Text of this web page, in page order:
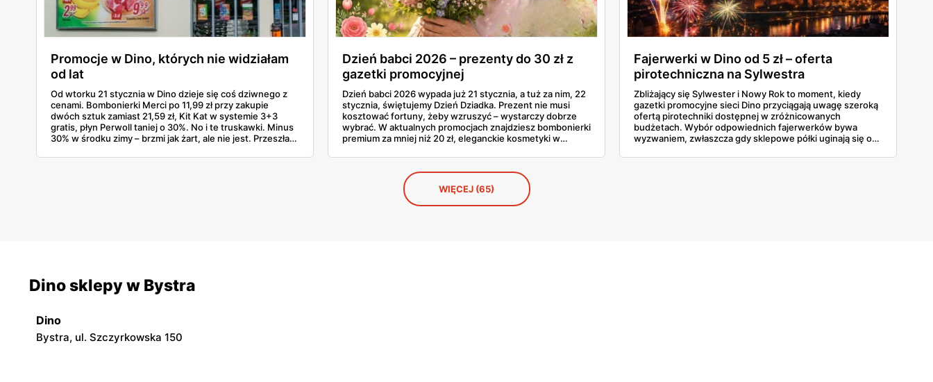
Promocje w Dino, których nie widziałam
od lat
Od wtorku 21 stycznia w Dino dzieje się coś dziwnego z
cenami. Bombonierki Merci po 11,99 zł przy zakupie
dwóch sztuk zamiast 21,59 zł, Kit Kat w systemie 3+3
gratis, płyn Perwoll taniej o 30%. No i te truskawki. Minus
30% w środku zimy – brzmi jak żart, ale nie jest. Przeszłam
opłacalne rzeczy, których szkoda byłoby nie kupić.
Dzień babci 2026 – prezenty do 30 zł z
gazetki promocyjnej
Dzień babci 2026 wypada już 21 stycznia, a tuż za nim, 22
stycznia, świętujemy Dzień Dziadka. Prezent nie musi
kosztować fortuny, żeby wzruszyć – wystarczy dobrze
wybrać. W aktualnych promocjach znajdziesz bombonierki
premium za mniej niż 20 zł, eleganckie kosmetyki w
uwielbia. Sprawdź, co warto kupić teraz, póki półki
Fajerwerki w Dino od 5 zł – oferta
pirotechniczna na Sylwestra
Zbliżający się Sylwester i Nowy Rok to moment, kiedy
gazetki promocyjne sieci Dino przyciągają uwagę szeroką
ofertą pirotechniki dostępnej w zróżnicowanych
budżetach. Wybór odpowiednich fajerwerków bywa
wyzwaniem, zwłaszcza gdy sklepowe półki uginają się od
klasycznych zestawów rakiet, a różnice w cenie nie
WIĘCEJ (65)
Dino sklepy w Bystra
Dino
Bystra, ul. Szczyrkowska 150